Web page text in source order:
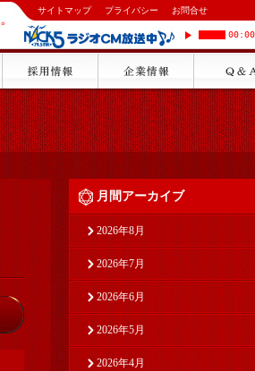
サイトマップ プライバシー お問合せ
00:00
月間アーカイブ
2026年8月
2026年7月
2026年6月
2026年5月
2026年4月